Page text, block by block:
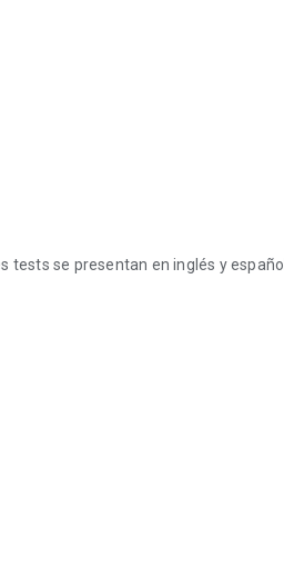
se presentan en inglés y español.